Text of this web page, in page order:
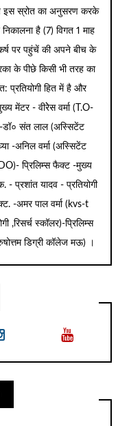
इस स्रोत का अनुसरण करके
है (7) विगत 1 माह
पर पहुंचें की अपने बीच के
के पीछे किसी भी तरह का
प्रतियोगी हित में है और
मेंटर - वीरेेस वर्मा (T.O-
संत लाल (अस्सिटेंट
-अनिल वर्मा (अस्सिटेंट
प्रिलिम्स फैक्ट -मुख्य
- प्रशांत यादव - प्रतियोगी
-अमर पाल वर्मा (kvs-t
,रिसर्च स्कॉलर)-प्रिलिम्स
डिग्री कॉलेज मऊ) ।